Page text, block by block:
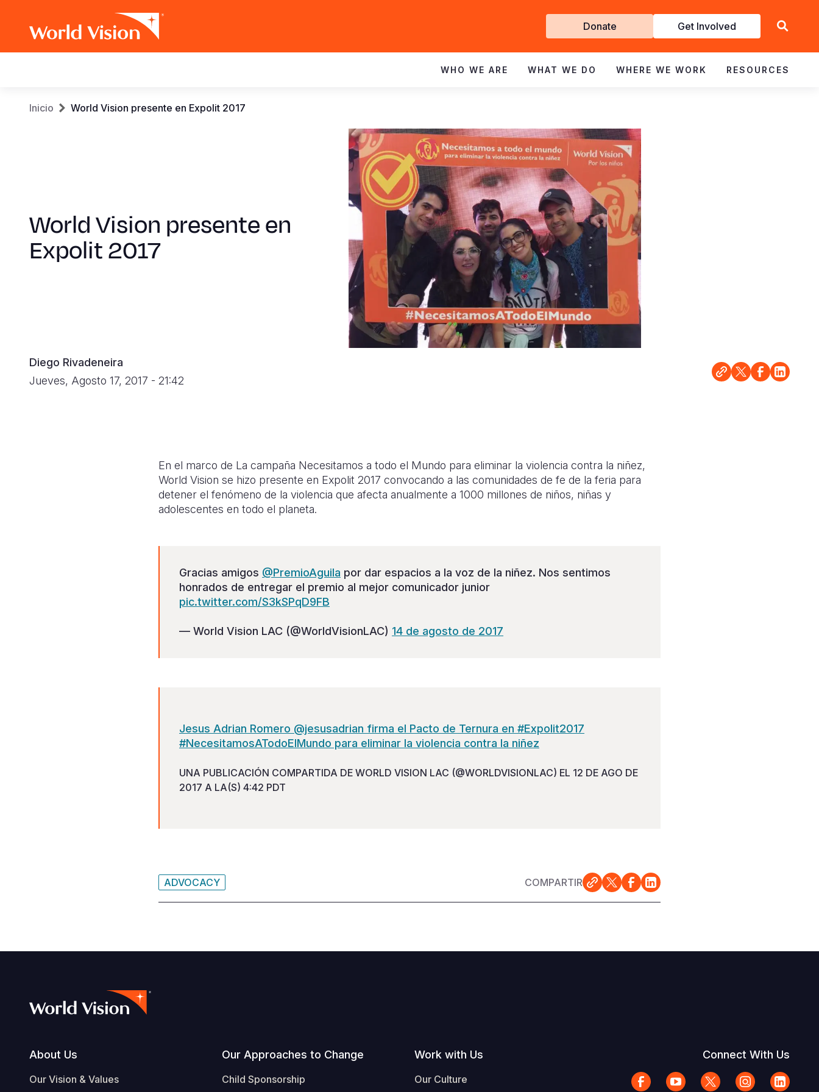
Get
Involved
Donate Get Involved
navigation
WHO WE ARE WHAT WE DO WHERE WE WORK RESOURCES
Sobrescribir
a
la
Inicio World Vision presente en Expolit 2017
World Vision presente en
Expolit 2017
Diego Rivadeneira
Jueves, Agosto 17, 2017 - 21:42
En el marco de La campaña Necesitamos a todo el Mundo para eliminar la violencia contra la niñez,
World Vision se hizo presente en Expolit 2017 convocando a las comunidades de fe de la feria para
detener el fenómeno de la violencia que afecta anualmente a 1000 millones de niños, niñas y
adolescentes en todo el planeta.
Gracias amigos @PremioAguila por dar espacios a la voz de la niñez. Nos sentimos
honrados de entregar el premio al mejor comunicador junior
pic.twitter.com/S3kSPqD9FB
— World Vision LAC (@WorldVisionLAC) 14 de agosto de 2017
Jesus Adrian Romero @jesusadrian firma el Pacto de Ternura en #Expolit2017
#NecesitamosATodoElMundo para eliminar la violencia contra la niñez
UNA PUBLICACIÓN COMPARTIDA DE WORLD VISION LAC (@WORLDVISIONLAC) EL 12 DE AGO DE
2017 A LA(S) 4:42 PDT
ADVOCACY COMPARTIR
Footer
About Us
Our Vision & Values
Our Approaches to Change
Child Sponsorship
Work with Us
Our Culture
Connect With Us